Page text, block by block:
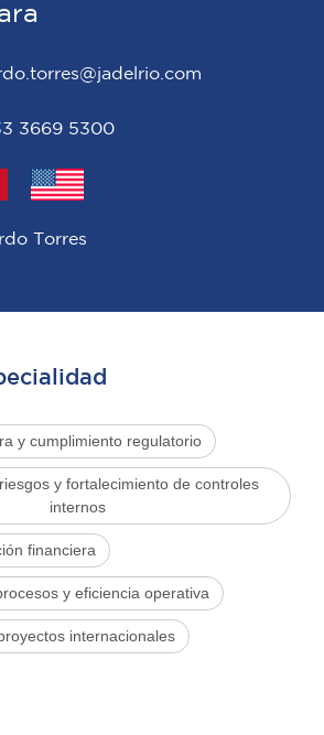
3669 5300
Torres
y cumplimiento regulatorio
y fortalecimiento de controles
internos
financiera
y eficiencia operativa
internacionales